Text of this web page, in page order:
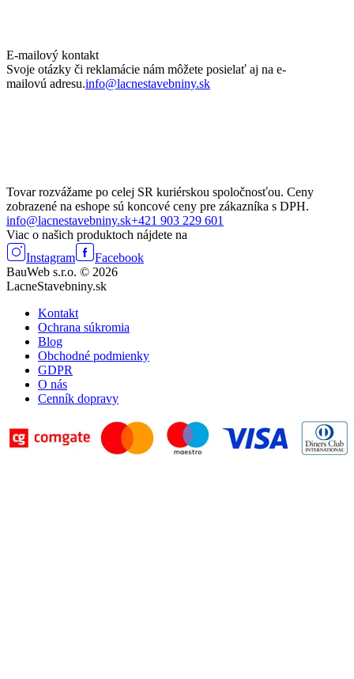
E-mailový kontakt
Svoje otázky či reklamácie nám môžete posielať aj na e-
mailovú adresu.info@lacnestavebniny.sk
Tovar rozvážame po celej SR kuriérskou spoločnosťou. Ceny
zobrazené na eshope sú koncové ceny pre zákazníka s DPH.
info@lacnestavebniny.sk+421 903 229 601
Viac o našich produktoch nájdete na
Instagram
Facebook
BauWeb s.r.o. © 2026
LacneStavebniny.sk
Kontakt
Ochrana súkromia
Blog
Obchodné podmienky
GDPR
O nás
Cenník dopravy